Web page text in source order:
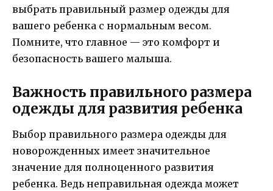
выбрать правильный размер одежды для
вашего ребенка с нормальным весом.
Помните, что главное — это комфорт и
безопасность вашего малыша.
Важность правильного размера
одежды для развития ребенка
Выбор правильного размера одежды для
новорожденных имеет значительное
значение для полноценного развития
ребенка. Ведь неправильная одежда может